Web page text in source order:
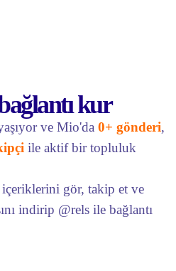
kur
ve Mio'da 0+ gönderi,
ile aktif bir topluluk
gör, takip et ve
indirip @rels ile bağlantı